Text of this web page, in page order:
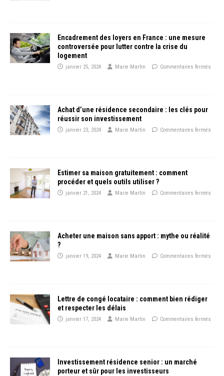
Encadrement des loyers en France : une mesure
controversée pour lutter contre la crise du
logement
janvier 25, 2024 Marie Martin Commentaires fermés
Achat d’une résidence secondaire : les clés pour
réussir son investissement
janvier 23, 2024 Marie Martin Commentaires fermés
Estimer sa maison gratuitement : comment
procéder et quels outils utiliser ?
janvier 21, 2024 Marie Martin Commentaires fermés
Acheter une maison sans apport : mythe ou réalité
?
janvier 19, 2024 Marie Martin Commentaires fermés
Lettre de congé locataire : comment bien rédiger
et respecter les délais
janvier 17, 2024 Marie Martin Commentaires fermés
Investissement résidence senior : un marché
porteur et sûr pour les investisseurs